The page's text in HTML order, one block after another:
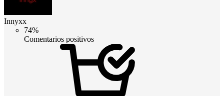
Innyxx
74%
Comentarios positivos